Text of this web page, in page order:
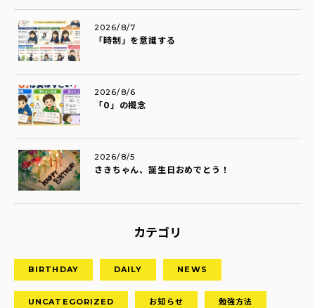
「時制」を意識する
2026/8/7
「0」の概念
2026/8/6
さきちゃん、誕生日おめでとう！
2026/8/5
カテゴリ
BIRTHDAY DAILY NEWS
UNCATEGORIZED お知らせ 勉強方法